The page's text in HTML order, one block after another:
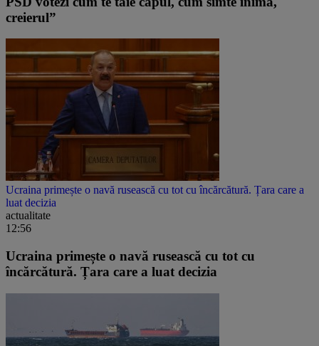
creierul”
Ucraina primește o navă rusească cu tot cu încărcătură. Țara care a
luat decizia
actualitate
12:56
Ucraina primește o navă rusească cu tot cu
încărcătură. Țara care a luat decizia